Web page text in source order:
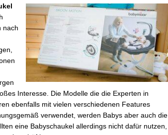
nach
Interesse. Die Modelle die die Experten in
ebenfalls mit vielen verschiedenen Features
verwendet, werden Babys aber auch die
eine Babyschaukel allerdings nicht dafür nutzen,